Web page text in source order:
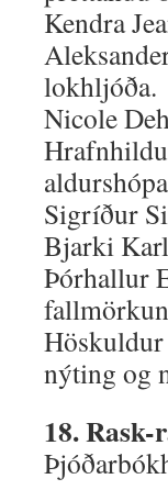
Kendra
lokhljóða.
Nicole
Sigríður
Bjarki
Þórhallur
nýting og
18.